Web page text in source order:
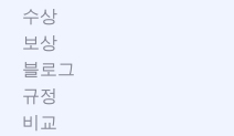
수상
보상
블로그
규정
비교